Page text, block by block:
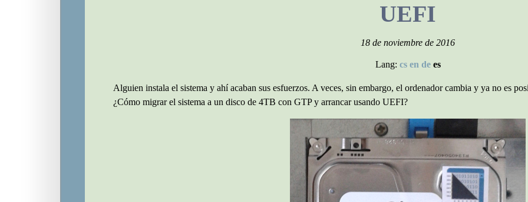
UEFI
18 de noviembre de 2016
Lang: cs en de es
Alguien instala el sistema y ahí acaban sus esfuerzos. A veces, sin embargo, el ordenador cambia y ya no es
¿Cómo migrar el sistema a un disco de 4TB con GTP y arrancar usando UEFI?